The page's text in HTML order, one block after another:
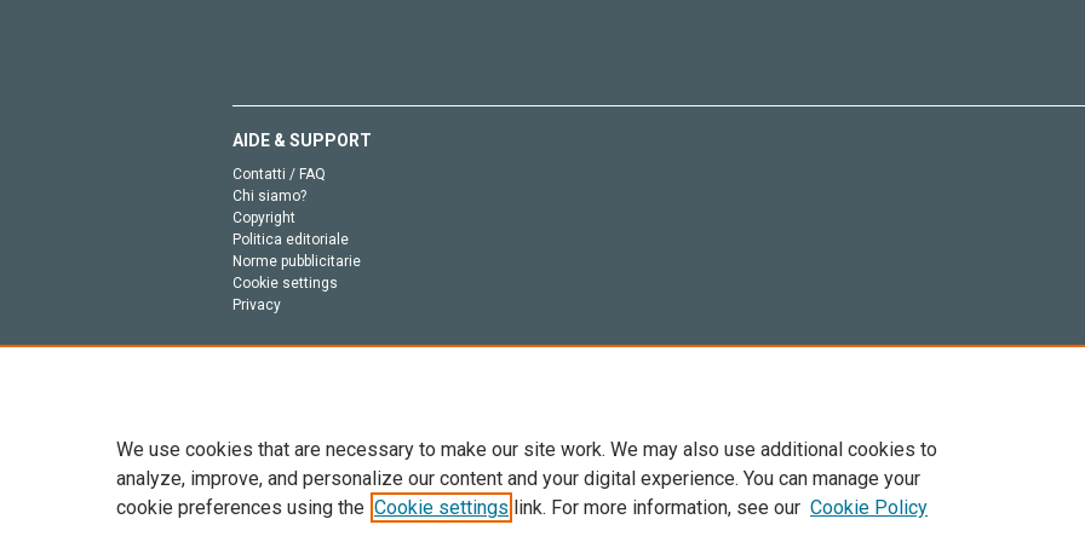
AIDE & SUPPORT
Contatti / FAQ
Chi siamo?
Copyright
Politica editoriale
Norme pubblicitarie
Cookie settings
Privacy
Tutto il contenuto di questo sito: Copyright © 2026 Elsevier, i suoi licenziatari e contributori. Tutti i diritti sono riservati. Inclusi diritti
We use cookies that are necessary to make our site work. We may also use additional cookies to
analyze, improve, and personalize our content and your digital experience. You can manage your
cookie preferences using the Cookie settings link. For more information, see our Cookie Policy